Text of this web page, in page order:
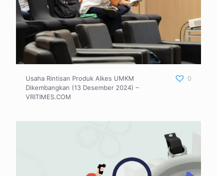
Usaha Rintisan Produk Alkes UMKM
Dikembangkan (13 Desember 2024) –
VRITIMES.COM
0